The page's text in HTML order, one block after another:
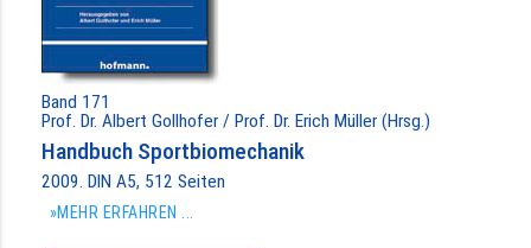
Band 171
Prof. Dr. Albert Gollhofer / Prof. Dr. Erich Müller (Hrsg.)
Handbuch Sportbiomechanik
2009. DIN A5, 512 Seiten
»MEHR ERFAHREN ...